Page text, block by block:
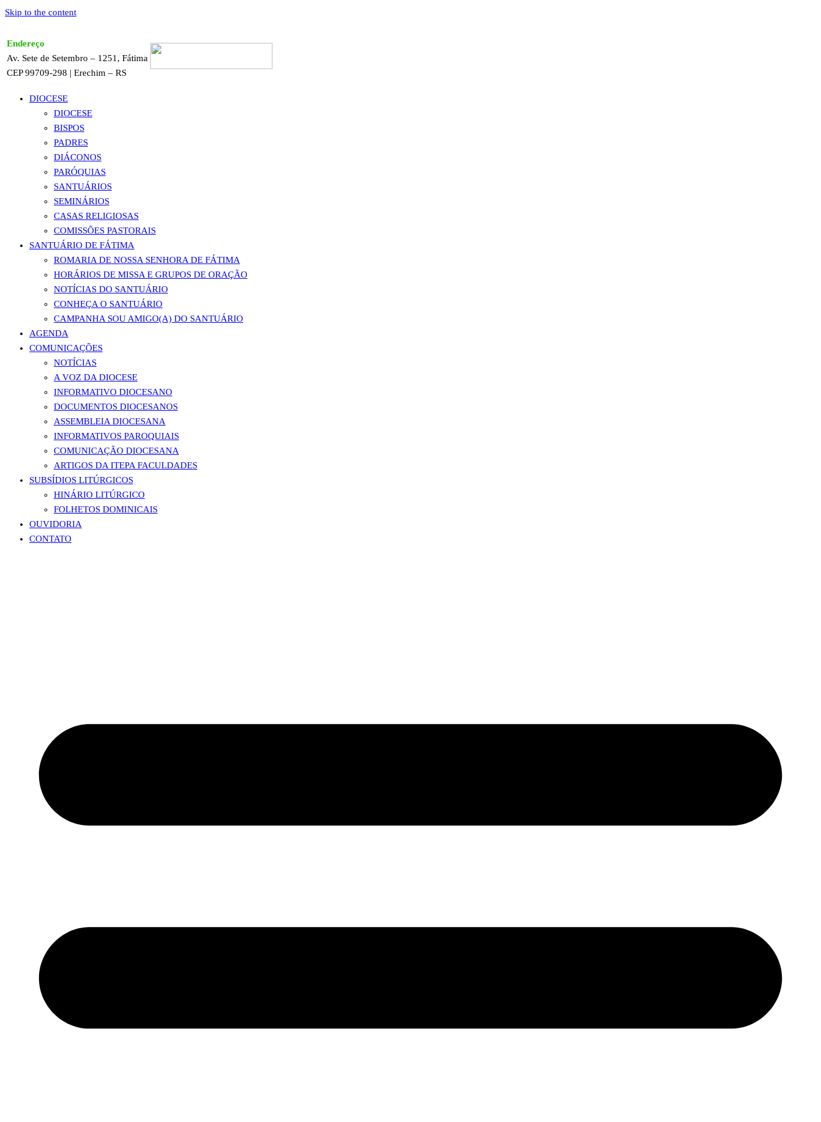
Skip to the content
Endereço
Av. Sete de Setembro – 1251, Fátima
CEP 99709-298 | Erechim – RS
DIOCESE
DIOCESE
BISPOS
PADRES
DIÁCONOS
PARÓQUIAS
SANTUÁRIOS
SEMINÁRIOS
CASAS RELIGIOSAS
COMISSÕES PASTORAIS
SANTUÁRIO DE FÁTIMA
ROMARIA DE NOSSA SENHORA DE FÁTIMA
HORÁRIOS DE MISSA E GRUPOS DE ORAÇÃO
NOTÍCIAS DO SANTUÁRIO
CONHEÇA O SANTUÁRIO
CAMPANHA SOU AMIGO(A) DO SANTUÁRIO
AGENDA
COMUNICAÇÕES
NOTÍCIAS
A VOZ DA DIOCESE
INFORMATIVO DIOCESANO
DOCUMENTOS DIOCESANOS
ASSEMBLEIA DIOCESANA
INFORMATIVOS PAROQUIAIS
COMUNICAÇÃO DIOCESANA
ARTIGOS DA ITEPA FACULDADES
SUBSÍDIOS LITÚRGICOS
HINÁRIO LITÚRGICO
FOLHETOS DOMINICAIS
OUVIDORIA
CONTATO